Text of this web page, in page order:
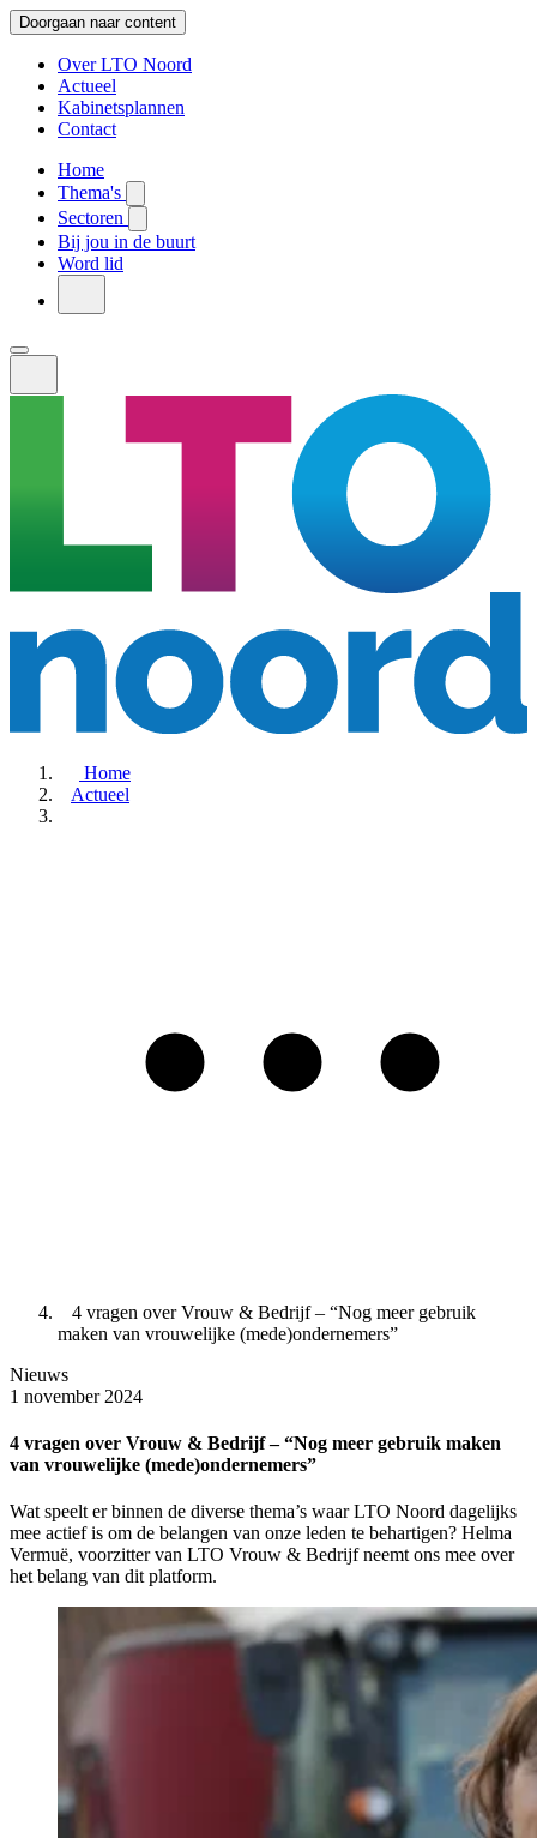
Doorgaan naar content
Over LTO Noord
Actueel
Kabinetsplannen
Contact
Home
Thema's
Sectoren
Bij jou in de buurt
Word lid
Home
Actueel
4 vragen over Vrouw & Bedrijf – “Nog meer gebruik
maken van vrouwelijke (mede)ondernemers”
Nieuws
1 november 2024
4 vragen over Vrouw & Bedrijf – “Nog meer gebruik maken
van vrouwelijke (mede)ondernemers”
Wat speelt er binnen de diverse thema’s waar LTO Noord dagelijks
mee actief is om de belangen van onze leden te behartigen? Helma
Vermuë, voorzitter van LTO Vrouw & Bedrijf neemt ons mee over
het belang van dit platform.